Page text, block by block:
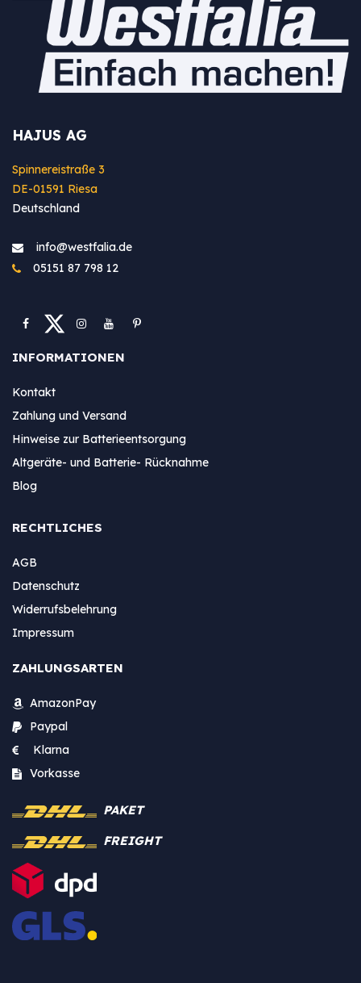
HAJUS AG
Spinnereistraße 3
DE-01591 Riesa
Deutschland
info@westfa​lia.de
05151 87 798 12
INFORMATIONEN
Kontakt
Zahlung und Versand
Hinweise zur Batterieentsorgung
Altgeräte- und Batterie- Rücknahme
Blog
RECHTLICHES
AGB
Datenschutz
Widerrufsbelehrung
Impressum
ZAHLUNGSARTEN
AmazonPay
Paypal
Klarna
Vorkasse
PAKET
FREIGHT